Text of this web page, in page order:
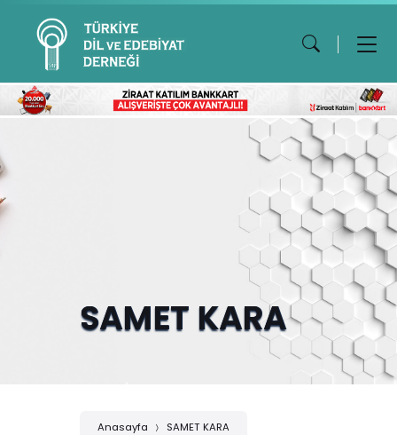
SAMET KARA
Anasayfa SAMET KARA